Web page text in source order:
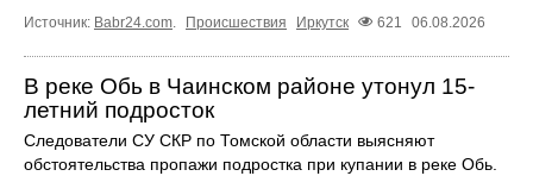
Источник: Babr24.com. Происшествия Иркутск 621 06.08.2026
В реке Обь в Чаинском районе утонул 15-
летний подросток
Следователи СУ СКР по Томской области выясняют
обстоятельства пропажи подростка при купании в реке Обь.